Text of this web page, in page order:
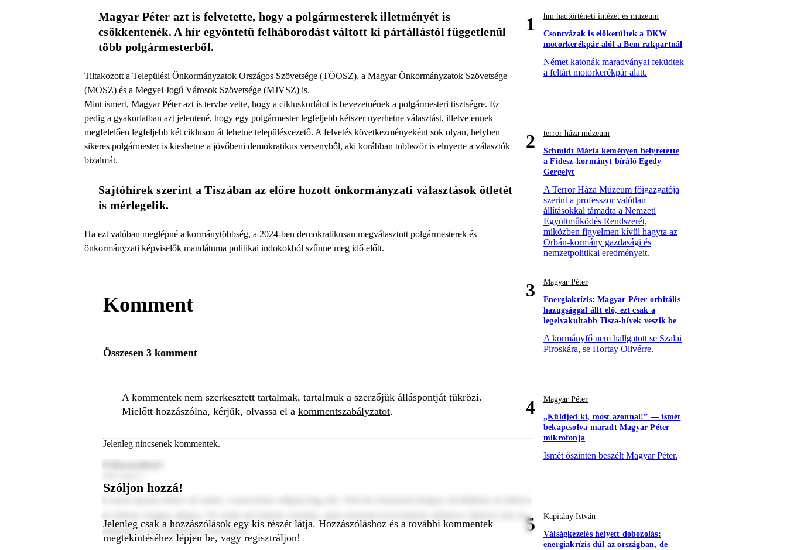
Magyar Péter azt is felvetette, hogy a polgármesterek illetményét is
csökkentenék. A hír egyöntetű felháborodást váltott ki pártállástól függetlenül
több polgármesterből.
Tiltakozott a Települési Önkormányzatok Országos Szövetsége (TÖOSZ), a Magyar Önkormányzatok Szövetsége
(MÖSZ) és a Megyei Jogú Városok Szövetsége (MJVSZ) is.
Mint ismert, Magyar Péter azt is tervbe vette, hogy a cikluskorlátot is bevezetnének a polgármesteri tisztségre. Ez
pedig a gyakorlatban azt jelentené, hogy egy polgármester legfeljebb kétszer nyerhetne választást, illetve ennek
megfelelően legfeljebb két cikluson át lehetne településvezető. A felvetés következményeként sok olyan, helyben
sikeres polgármester is kieshetne a jövőbeni demokratikus versenyből, aki korábban többször is elnyerte a választók
bizalmát.
Sajtóhírek szerint a Tiszában az előre hozott önkormányzati választások ötletét
is mérlegelik.
Ha ezt valóban meglépné a kormánytöbbség, a 2024-ben demokratikusan megválasztott polgármesterek és
önkormányzati képviselők mandátuma politikai indokokból szűnne meg idő előtt.
Komment
Összesen 3 komment
A kommentek nem szerkesztett tartalmak, tartalmuk a szerzőjük álláspontját tükrözi.
Mielőtt hozzászólna, kérjük, olvassa el a kommentszabályzatot.
Jelenleg nincsenek kommentek.
et dolore magna aliqua. Ut enim ad minim veniam, quis nostrud exercitation ullamco laboris nisi ut
aliquip ex ea commodo consequat.
Szóljon hozzá!
Jelenleg csak a hozzászólások egy kis részét látja. Hozzászóláshoz és a további kommentek
megtekintéséhez lépjen be, vagy regisztráljon!
1
hm hadtörténeti intézet és múzeum
Csontvázak is előkerültek a DKW
motorkerékpár alól a Bem rakpartnál
Német katonák maradványai feküdtek
a feltárt motorkerékpár alatt.
2
terror háza múzeum
Schmidt Mária keményen helyretette
a Fidesz-kormányt bíráló Egedy
Gergelyt
A Terror Háza Múzeum főigazgatója
szerint a professzor valótlan
állításokkal támadta a Nemzeti
Együttműködés Rendszerét,
miközben figyelmen kívül hagyta az
Orbán-kormány gazdasági és
nemzetpolitikai eredményeit.
3
Magyar Péter
Energiakrízis: Magyar Péter orbitális
hazugsággal állt elő, ezt csak a
legelvakultabb Tisza-hívek veszik be
A kormányfő nem hallgatott se Szalai
Piroskára, se Hortay Olivérre.
4
Magyar Péter
„Küldjed ki, most azonnal!” — ismét
bekapcsolva maradt Magyar Péter
mikrofonja
Ismét őszintén beszélt Magyar Péter.
5
Kapitány István
Válságkezelés helyett dobozolás:
energiakrízis dúl az országban, de